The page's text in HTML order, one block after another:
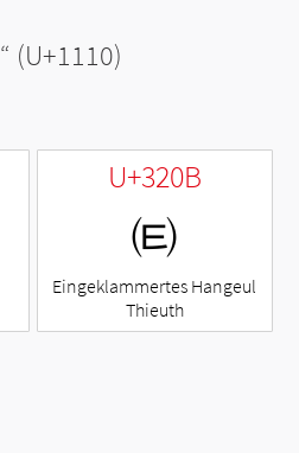
“ (U+1110)
U+320B
㈋
Eingeklammertes Hangeul
Thieuth